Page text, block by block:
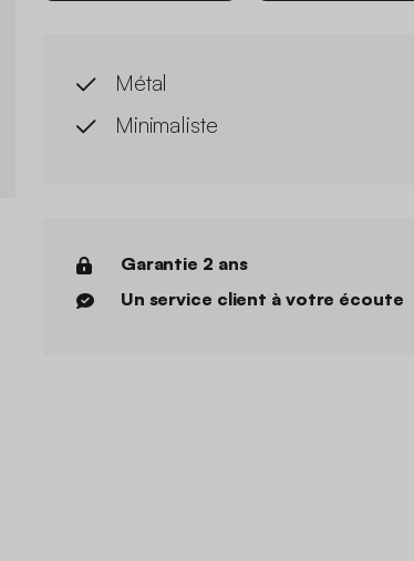
Métal
Minimaliste
Garantie 2 ans
Un service client à votre écoute